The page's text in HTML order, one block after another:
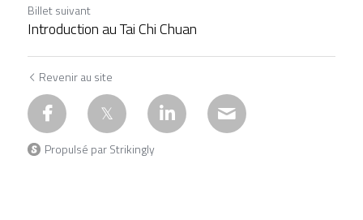
Billet suivant
Introduction au Tai Chi Chuan
Revenir au site
Propulsé par Strikingly